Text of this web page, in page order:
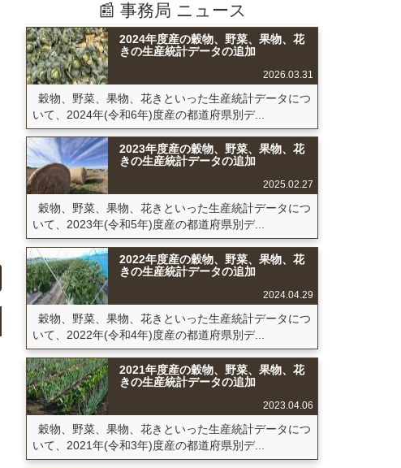
📰 事務局 ニュース
2024年度産の穀物、野菜、果物、花
きの生産統計データの追加
2026.03.31
穀物、野菜、果物、花きといった生産統計データにつ
いて、2024年(令和6年)度産の都道府県別デ...
2023年度産の穀物、野菜、果物、花
きの生産統計データの追加
2025.02.27
穀物、野菜、果物、花きといった生産統計データにつ
いて、2023年(令和5年)度産の都道府県別デ...
2022年度産の穀物、野菜、果物、花
きの生産統計データの追加
2024.04.29
穀物、野菜、果物、花きといった生産統計データにつ
いて、2022年(令和4年)度産の都道府県別デ...
2021年度産の穀物、野菜、果物、花
きの生産統計データの追加
2023.04.06
穀物、野菜、果物、花きといった生産統計データにつ
いて、2021年(令和3年)度産の都道府県別デ...